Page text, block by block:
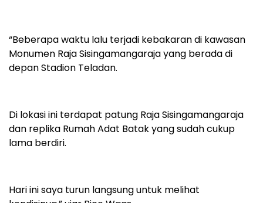
“Beberapa waktu lalu terjadi kebakaran di kawasan
Monumen Raja Sisingamangaraja yang berada di
depan Stadion Teladan.
Di lokasi ini terdapat patung Raja Sisingamangaraja
dan replika Rumah Adat Batak yang sudah cukup
lama berdiri.
Hari ini saya turun langsung untuk melihat